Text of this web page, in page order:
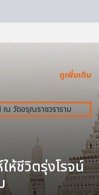
ดูเพิ่มเติม
ให้ชีวิตรุ่งโรจน์